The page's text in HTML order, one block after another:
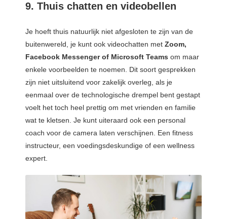
9. Thuis chatten en videobellen
Je hoeft thuis natuurlijk niet afgesloten te zijn van de
buitenwereld, je kunt ook videochatten met Zoom,
Facebook Messenger of Microsoft Teams om maar
enkele voorbeelden te noemen. Dit soort gesprekken
zijn niet uitsluitend voor zakelijk overleg, als je
eenmaal over de technologische drempel bent gestapt
voelt het toch heel prettig om met vrienden en familie
wat te kletsen. Je kunt uiteraard ook een personal
coach voor de camera laten verschijnen. Een fitness
instructeur, een voedingsdeskundige of een wellness
expert.